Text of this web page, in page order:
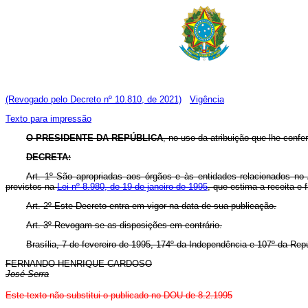
(Revogado pelo Decreto nº 10.810, de 2021)
Vigência
Texto para impressão
O PRESIDENTE DA REPÚBLICA, no uso da atribuição que lhe
DECRETA:
Art. 1º São apropriadas aos órgãos e às entidades relacionados
previstos naLei nº 8.980, de 19 de janeiro de 1995, que estima a receita e
Art. 2º Este Decreto entra em vigor na data de sua publicação.
Art. 3º Revogam-se as disposições em contrário.
Brasília, 7 de fevereiro de 1995, 174º da Independência e 107º da
FERNANDO HENRIQUE CARDOSO
José Serra
Este texto não substitui o publicado no DOU de 8.2.1995